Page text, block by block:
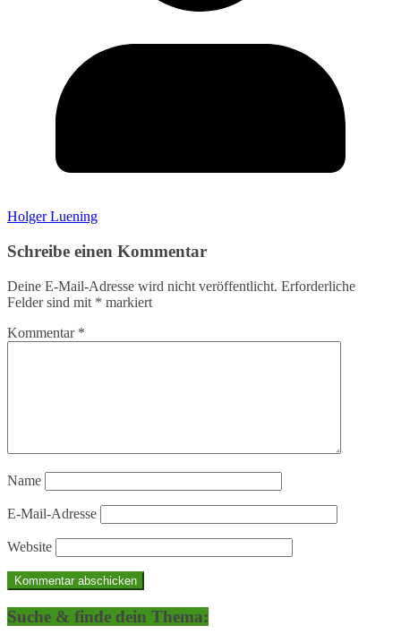
Holger Luening
Schreibe einen Kommentar
Deine E-Mail-Adresse wird nicht veröffentlicht. Erforderliche
Felder sind mit * markiert
Kommentar *
Name
E-Mail-Adresse
Website
Suche & finde dein Thema: